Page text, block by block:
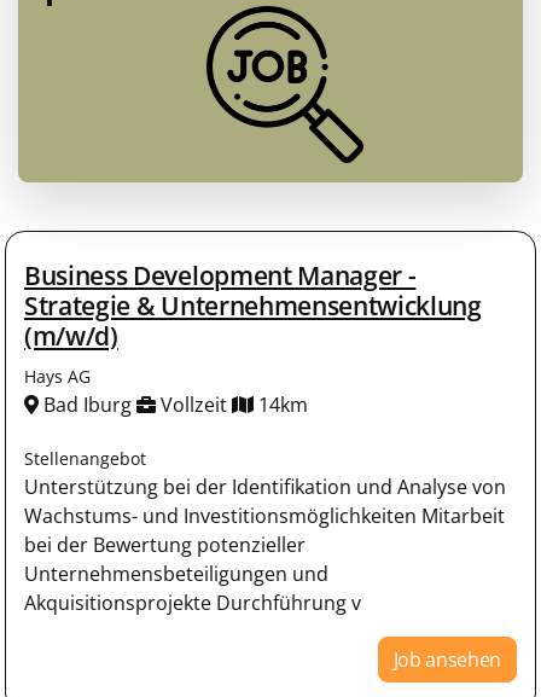
Business Development Manager -
Strategie & Unternehmensentwicklung
(m/w/d)
Hays AG
Bad Iburg Vollzeit 14km
Stellenangebot
Unterstützung bei der Identifikation und Analyse von
Wachstums- und Investitionsmöglichkeiten Mitarbeit
bei der Bewertung potenzieller
Unternehmensbeteiligungen und
Akquisitionsprojekte Durchführung v
Job ansehen